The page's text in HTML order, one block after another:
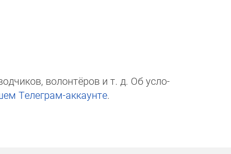
волон­тёров и т. д. Об ус­ло­
Те­ле­грам-ак­каунте.